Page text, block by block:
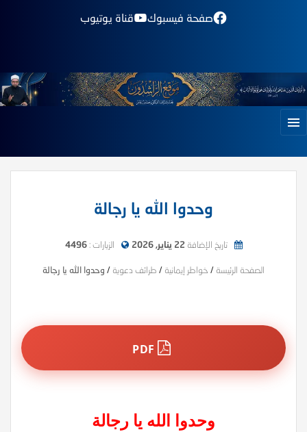
صفحة فيسبوك قناة يوتيوب
وحدوا الله يا رجالة
تاريخ الإضافة22 يناير, 2026 الزيارات :4496
الصفحة الرئيسة / خواطر إيمانية / طرائف دعوية / وحدوا الله يا رجالة
وحدوا الله يا رجالة